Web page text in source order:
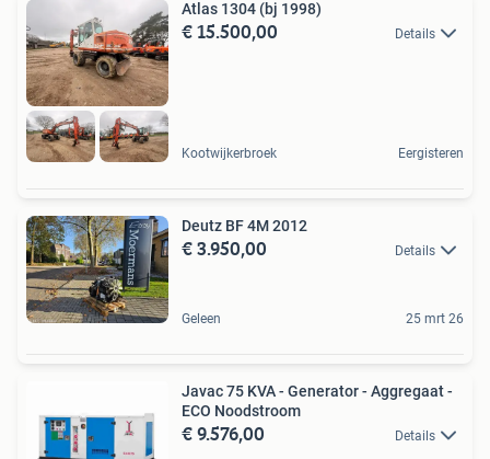
Atlas 1304 (bj 1998)
€ 15.500,00 Details
Kootwijkerbroek Eergisteren
Deutz BF 4M 2012
€ 3.950,00 Details
Geleen 25 mrt 26
Javac 75 KVA - Generator - Aggregaat -
ECO Noodstroom
€ 9.576,00 Details